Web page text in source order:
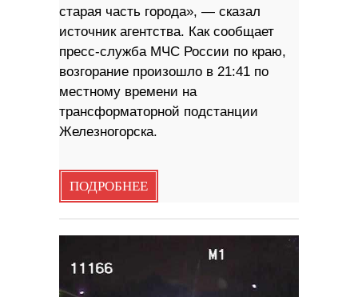
старая часть города», — сказал
источник агентства. Как сообщает
пресс-служба МЧС России по краю,
возгорание произошло в 21:41 по
местному времени на
трансформаторной подстанции
Железногорска.
ПОДРОБНЕЕ